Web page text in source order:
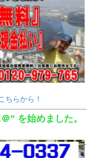
ちらから！
” を始めました。